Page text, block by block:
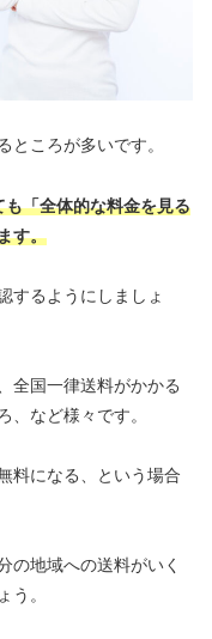
ところが多いです。
「全体的な料金を見る
す。
するようにしましょ
全国一律送料がかかる
、など様々です。
料になる、という場合
の地域への送料がいく
う。